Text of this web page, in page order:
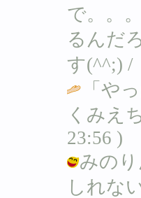
で。。
るんだ
す(^^;) /
「や
くみえ
23:56 )
みの
しれな